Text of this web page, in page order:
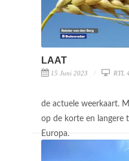
LAAT
15 Juni 2023 RTL 4
de actuele weerkaart.
op de korte en langere
Europa.